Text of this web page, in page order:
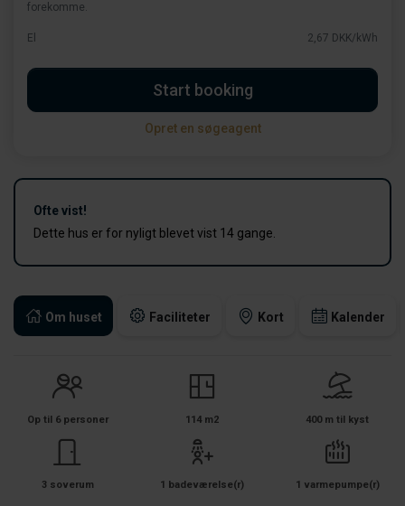
Om huset Faciliteter Kort Kalender
Op til 6 personer 114 m2 400 m til kyst
3 soverum 1 badeværelse(r) 1 varmepumpe(r)
forekomme.
El 2,67 DKK/kWh
Start booking
Opret en søgeagent
Ofte vist!
Dette hus er for nyligt blevet vist 14 gange.